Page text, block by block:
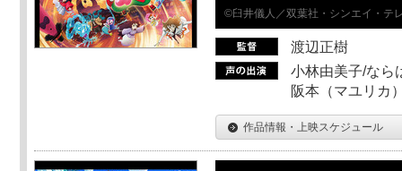
©臼井儀人／双葉社・シンエイ・テ
渡辺正樹
小林由美子/なら
阪本（マユリカ
作品情報・上映スケジュール